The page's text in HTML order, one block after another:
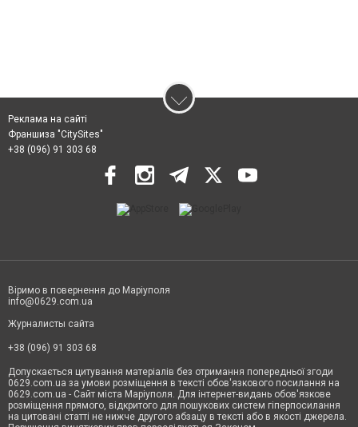
Реклама на сайті
Франшиза "CitySites"
+38 (096) 91 303 68
Віримо в повернення до Маріуполя
info@0629.com.ua
Журналисты сайта
+38 (096) 91 303 68
Допускається цитування матеріалів без отримання попередньої згоди
0629.com.ua за умови розміщення в тексті обов'язкового посилання на
0629.com.ua - Сайт міста Маріуполя. Для інтернет-видань обов'язкове
розміщення прямого, відкритого для пошукових систем гіперпосилання
на цитовані статті не нижче другого абзацу в тексті або в якості джерела.